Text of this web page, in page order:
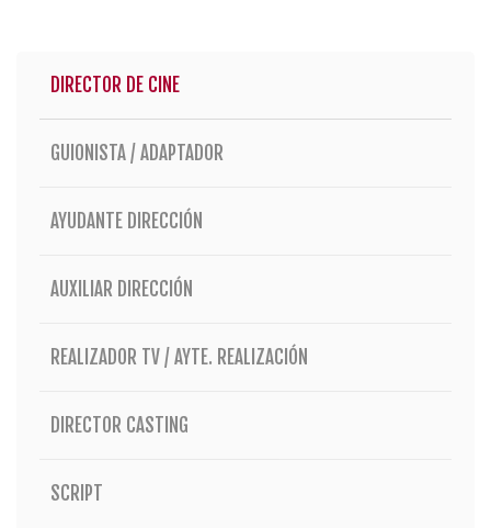
DIRECTOR DE CINE
GUIONISTA / ADAPTADOR
AYUDANTE DIRECCIÓN
AUXILIAR DIRECCIÓN
REALIZADOR TV / AYTE. REALIZACIÓN
DIRECTOR CASTING
SCRIPT